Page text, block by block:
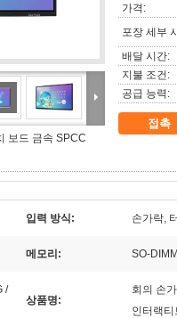
보드 금속 SPCC
가격:
포장 세부
배달 시간:
지불 조건:
공급 능력:
접촉
입력 방식: 손가락,
메모리: SO-
/
상품명:
회의 손
인터랙티